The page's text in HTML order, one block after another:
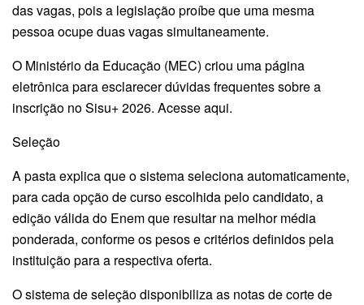
das vagas, pois a legislação proíbe que uma mesma
pessoa ocupe duas vagas simultaneamente.
O Ministério da Educação (MEC) criou uma página
eletrônica para esclarecer dúvidas frequentes sobre a
inscrição no Sisu+ 2026. Acesse aqui.
Seleção
A pasta explica que o sistema seleciona automaticamente,
para cada opção de curso escolhida pelo candidato, a
edição válida do Enem que resultar na melhor média
ponderada, conforme os pesos e critérios definidos pela
instituição para a respectiva oferta.
O sistema de seleção disponibiliza as notas de corte de